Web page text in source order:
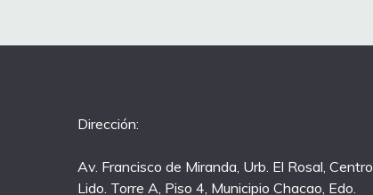
Dirección:
Av. Francisco de Miranda, Urb. El Rosal, Centro
Lido. Torre A, Piso 4, Municipio Chacao, Edo.